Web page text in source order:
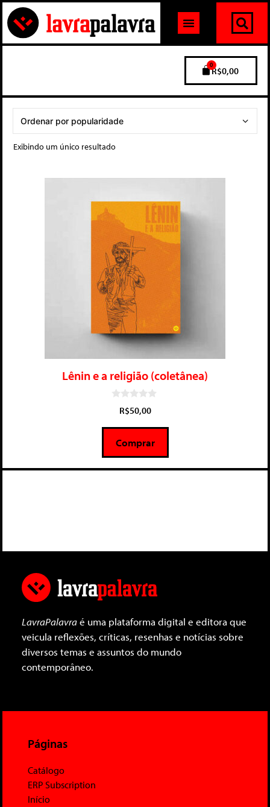
R$0,00
0
Exibindo um único resultado
Lênin e a religião (coletânea)
5
R$50,00
Comprar
LavraPalavraé uma plataforma digital e editora que
veicula reflexões, críticas, resenhas e notícias sobre
diversos temas e assuntos do mundo
contemporâneo.
Páginas
Catálogo
ERP Subscription
Início